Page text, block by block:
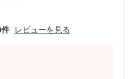
件 レビューを見る